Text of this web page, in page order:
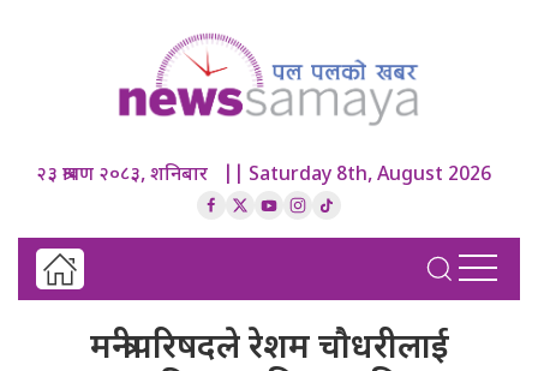
२३ श्रावण २०८३, शनिबार || Saturday 8th, August 2026
मन्त्रीपरिषदले रेशम चौधरीलाई